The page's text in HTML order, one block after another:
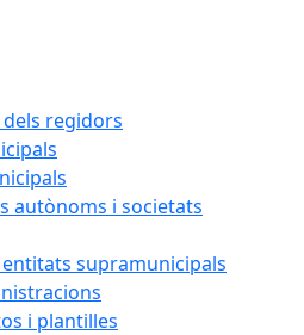
regidors
autònoms i societats
supramunicipals
i plantilles